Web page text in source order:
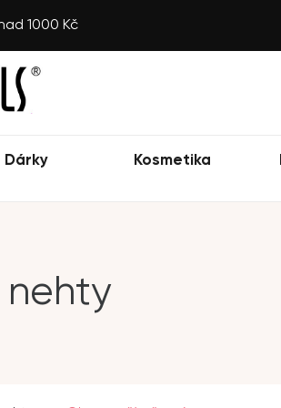
1000 Kč
Dárky Kosmetika
nehty